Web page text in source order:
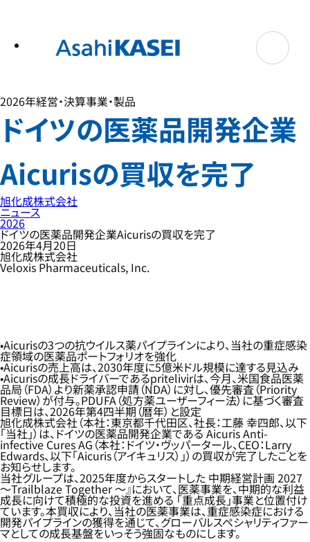
2026年経営・決算事業・製品
ドイツの医薬品開発企業
Aicurisの買収を完了
旭化成株式会社
ニュース
2026
ドイツの医薬品開発企業Aicurisの買収を完了
2026年4月20日
旭化成株式会社
Veloxis Pharmaceuticals, Inc.
Aicurisの3つの抗ウイルス薬パイプラインにより、当社の重症感染
症領域の医薬品ポートフォリオを強化
Aicurisの売上高は、2030年度に5億米ドル規模に達する見込み
Aicurisの成長ドライバーであるpritelivirは、今月、米国食品医薬
品局（FDA）より新薬承認申請（NDA）に対し、優先審査（Priority
Review）が付与。PDUFA（処方薬ユーザーフィー法）に基づく審査
目標日は、2026年第4四半期（暦年）と設定
旭化成株式会社（本社：東京都千代田区、社長：工藤 幸四郎、以下
「当社」）は、ドイツの医薬品開発企業である Aicuris Anti-
infective Cures AG（本社：ドイツ・ヴッパータール、CEO：Larry
Edwards、以下「Aicuris（アイキュリス）」）の買収が完了したことを
お知らせします。
当社グループは、2025年度からスタートした 中期経営計画 2027
～Trailblaze Together ～』において、医薬事業を、中期的な利益
成長に向けて積極的な投資を進める 「重点成長」事業と位置付け
ています。本買収により、当社の医薬事業は、重症感染症における
開発パイプラインの獲得を通じて、グローバルスペシャリティファー
マとしての成長基盤をいっそう強固なものにします。